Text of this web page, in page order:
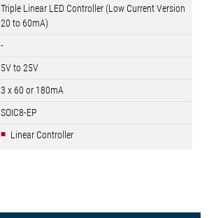
Triple Linear LED Controller (Low Current Version
20 to 60mA)
-
5V to 25V
3 x 60 or 180mA
SOIC8-EP
Linear Controller